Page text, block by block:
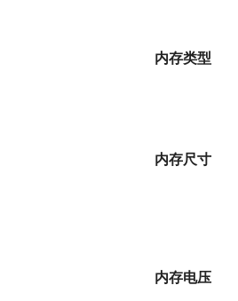
内存类型
内存尺寸
内存电压